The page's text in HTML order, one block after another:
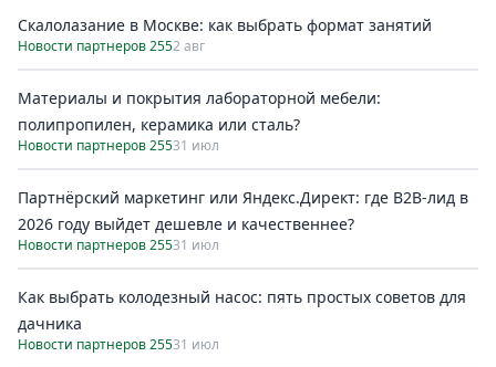
Скалолазание в Москве: как выбрать формат занятий
Новости партнеров 2552 авг
Материалы и покрытия лабораторной мебели:
полипропилен, керамика или сталь?
Новости партнеров 25531 июл
Партнёрский маркетинг или Яндекс.Директ: где B2B-лид в
2026 году выйдет дешевле и качественнее?
Новости партнеров 25531 июл
Как выбрать колодезный насос: пять простых советов для
дачника
Новости партнеров 25531 июл